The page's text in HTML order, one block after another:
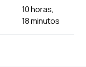
10 horas,
18 minutos